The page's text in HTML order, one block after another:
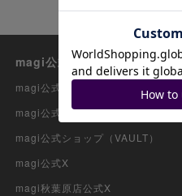
magi公式アカウント一覧
magi公式ショップ（コレクター向
magi公式ショップ（委託商品）
magi公式ショップ（VAULT）
magi公式X
magi秋葉原店公式X